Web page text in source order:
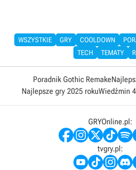
WSZYSTKIE GRY COOLDOWN
TECH
TEMATY
Poradnik Gothic Remake
Najlepsze gry 2025 rokuWiedźmin 4
GRYOnline.pl:
tvgry.pl: